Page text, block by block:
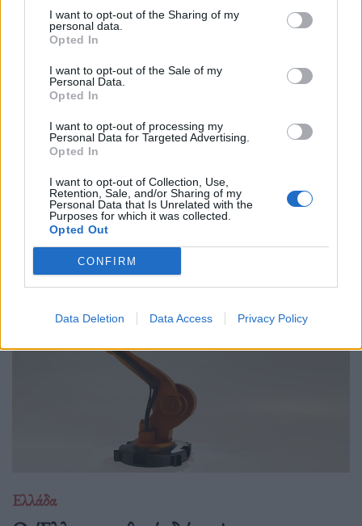
I want to opt-out of the Sharing of my
personal data.
Opted In
I want to opt-out of the Sale of my
Personal Data.
Opted In
I want to opt-out of processing my
Personal Data for Targeted Advertising.
Opted In
I want to opt-out of Collection, Use,
Retention, Sale, and/or Sharing of my
Personal Data that Is Unrelated with the
Purposes for which it was collected.
Opted Out
CONFIRM
Data Deletion Data Access Privacy Policy
Παραλύει η χώρα από τη 24ωρη απεργία
ΓΣΕΕ και ΑΔΕΔΥ ενάντια στο νέο εργασιακό
νομοσχέδιο
01.10.25
Δημόσιοι υπάλληλοι, γιατροί, εκπαιδευτικοί, δικαστικοί
υπάλληλοι, ταξιτζήδες και ναυτεργάτες συμμετέχουν στη
σημερινή πανελλαδική κινητοποίηση, που μπλοκάρει
μεταφορές και υπηρεσίες. Στο επίκεντρο των
Ελλάδα